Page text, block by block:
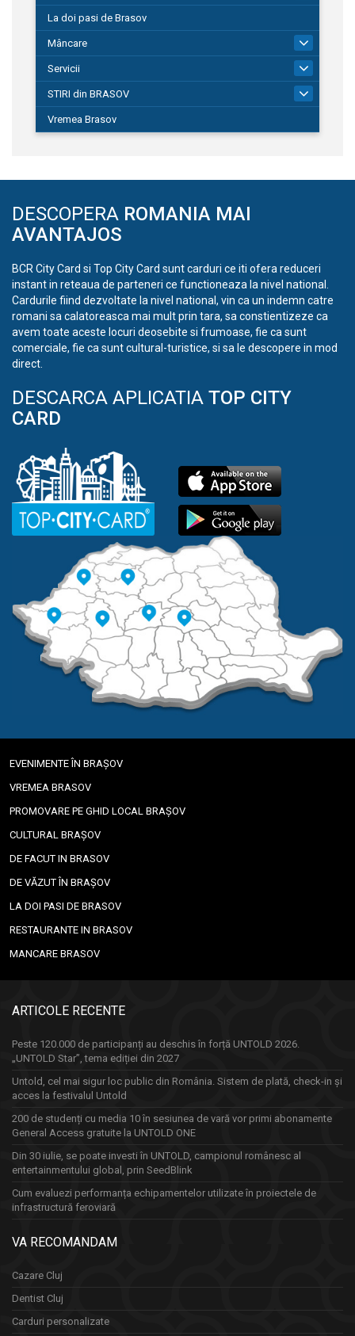
La doi pasi de Brasov
Mâncare
Servicii
STIRI din BRASOV
Vremea Brasov
DESCOPERA ROMANIA MAI
AVANTAJOS
BCR City Card si Top City Card sunt carduri ce iti ofera reduceri
instant in reteaua de parteneri ce functioneaza la nivel national.
Cardurile fiind dezvoltate la nivel national, vin ca un indemn catre
romani sa calatoreasca mai mult prin tara, sa constientizeze ca
avem toate aceste locuri deosebite si frumoase, fie ca sunt
comerciale, fie ca sunt cultural-turistice, si sa le descopere in mod
direct.
DESCARCA APLICATIA TOP CITY
CARD
EVENIMENTE ÎN BRAȘOV
VREMEA BRASOV
PROMOVARE PE GHID LOCAL BRAȘOV
CULTURAL BRAȘOV
DE FACUT IN BRASOV
DE VĂZUT ÎN BRAȘOV
LA DOI PASI DE BRASOV
RESTAURANTE IN BRASOV
MANCARE BRASOV
ARTICOLE RECENTE
Peste 120.000 de participanți au deschis în forță UNTOLD 2026.
„UNTOLD Star”, tema ediției din 2027
Untold, cel mai sigur loc public din România. Sistem de plată, check-in și
acces la festivalul Untold
200 de studenți cu media 10 în sesiunea de vară vor primi abonamente
General Access gratuite la UNTOLD ONE
Din 30 iulie, se poate investi în UNTOLD, campionul românesc al
entertainmentului global, prin SeedBlink
Cum evaluezi performanța echipamentelor utilizate în proiectele de
infrastructură feroviară
VA RECOMANDAM
Cazare Cluj
Dentist Cluj
Carduri personalizate